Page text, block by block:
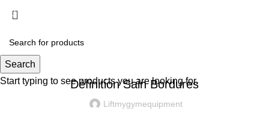
Définition Sain Bordures
Liftmygymequipment
Search
Start typing to see products you are looking for.